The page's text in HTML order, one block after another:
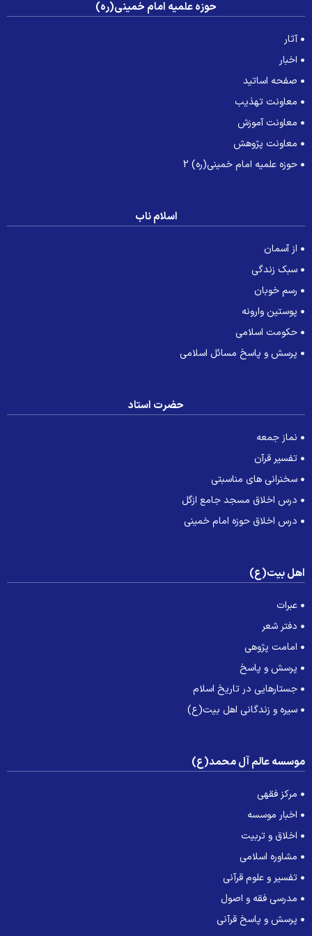
حوزه علمیه امام خمینی(ره)
آثار
اخبار
صفحه اساتید
معاونت تهذیب
معاونت آموزش
معاونت پژوهش
حوزه علمیه امام خمینی(ره) 2
اسلام ناب
از آسمان
سبک زندگی
رسم خوبان
پوستین وارونه
حکومت اسلامی
پرسش و پاسخ مسائل اسلامی
حضرت استاد
نماز جمعه
تفسیر قرآن
سخنرانی های مناسبتی
درس اخلاق مسجد جامع ازگل
درس اخلاق حوزه امام خمینی
بیت(ع)
عبرات
دفتر شعر
امامت پژوهی
پرسش و پاسخ
جستارهایی در تاریخ اسلام
سیره و زندگانی اهل بیت(ع)
عالم آل محمد(ع)
مرکز فقهی
اخبار موسسه
اخلاق و تربیت
مشاوره اسلامی
تفسیر و علوم قرآنی
مدرسی فقه و اصول
پرسش و پاسخ قرآنی